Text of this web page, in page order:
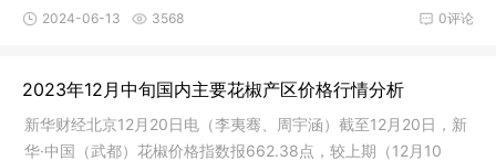
6月10日，新华·中国（武都）花椒价格指数报614.67点，较上期
点，各地青花椒迎来增产上市。图1 新华·中国（武都）花椒价格
指数年度间对比数据来源：新华指数从质量等级维度来看，截至6
月10日，特级花椒价格指数报650.36点，较上期下跌1.73%，较
0评论
2024-06-13 3568
2023年12月中旬国内主要花椒产区价格行情分析
新华财经北京12月20日电（李夷骞、周宇涵）截至12月20日，新
华·中国（武都）花椒价格指数报662.38点，较上期（12月10